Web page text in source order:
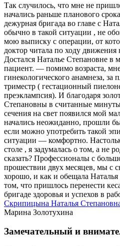
Так случилось, что мне не
начались раньше планового
дежурная бригада во главе с
обычно в такой ситуации , не
мою выписку с операции, от
доктор читала по ходу
Достался Наталье Степановне в
пациент. — помимо возраста,
гинекологического анамнеза,
триместр ( гестационный
преэклампсия). И благодаря
Степановны в считанные минуты
сечения на свет появился мой
начались неожиданно, прошли
если можно употребить такой
ситуации — комфортно.
столе , я задумалась о том, а не
сказать? Профессионалы с
прошествии двух месяцев, мы с
хорошо, и как и обещала
том, что пришлось перенести
бригаде здоровья и успехов в
Скрипицына Наталья
Марина Золотухина
Замечательный и